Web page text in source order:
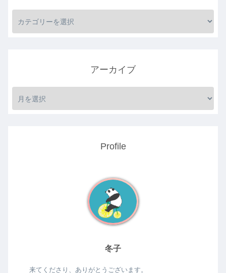
アーカイブ
Profile
冬子
来てくださり、ありがとうございます。